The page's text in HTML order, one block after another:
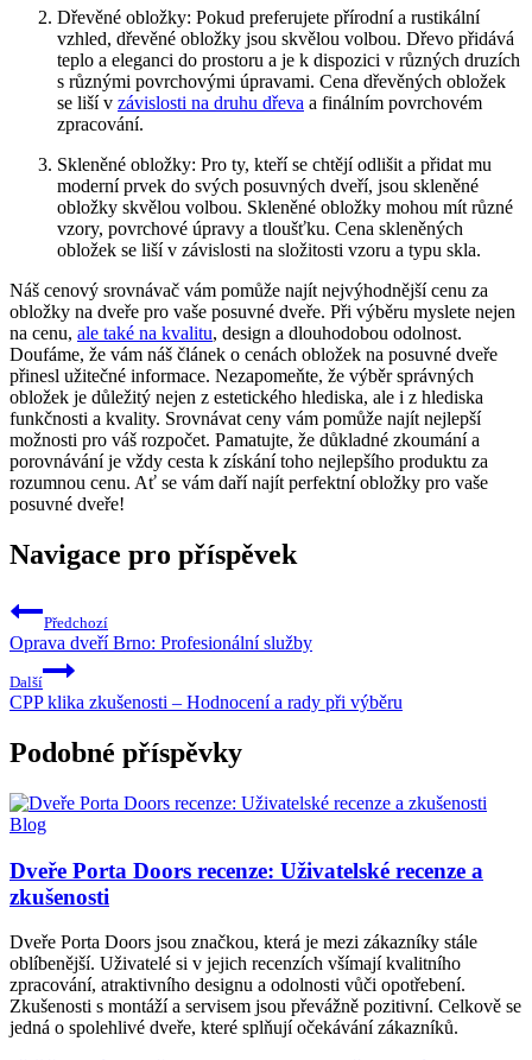
Dřevěné obložky: Pokud preferujete přírodní a rustikální
vzhled, dřevěné obložky jsou skvělou volbou. Dřevo přidává
teplo a eleganci do prostoru a je k dispozici v různých druzích
s různými povrchovými úpravami. Cena dřevěných obložek
se liší v závislosti na druhu dřeva a finálním povrchovém
zpracování.
Skleněné obložky: Pro ty, kteří se chtějí odlišit a přidat mu
moderní prvek do svých posuvných dveří, jsou skleněné
obložky skvělou volbou. Skleněné obložky mohou mít různé
vzory, povrchové úpravy a tloušťku. Cena skleněných
obložek se liší v závislosti na složitosti vzoru a typu skla.
Náš cenový srovnávač vám pomůže najít nejvýhodnější cenu za
obložky na dveře pro vaše posuvné dveře. Při výběru myslete nejen
na cenu, ale také na kvalitu, design a dlouhodobou odolnost.
Doufáme, že vám náš článek o cenách obložek na posuvné dveře
přinesl užitečné informace. Nezapomeňte, že výběr správných
obložek je důležitý nejen z estetického hlediska, ale i z hlediska
funkčnosti a kvality. Srovnávat ceny vám pomůže najít nejlepší
možnosti pro váš rozpočet. Pamatujte, že důkladné zkoumání a
porovnávání je vždy cesta k získání toho nejlepšího produktu za
rozumnou cenu. Ať se vám daří najít perfektní obložky pro vaše
posuvné dveře!
Navigace pro příspěvek
Předchozí
Oprava dveří Brno: Profesionální služby
Další
CPP klika zkušenosti – Hodnocení a rady při výběru
Podobné příspěvky
Blog
Dveře Porta Doors recenze: Uživatelské recenze a
zkušenosti
Dveře Porta Doors jsou značkou, která je mezi zákazníky stále
oblíbenější. Uživatelé si v jejich recenzích všímají kvalitního
zpracování, atraktivního designu a odolnosti vůči opotřebení.
Zkušenosti s montáží a servisem jsou převážně pozitivní. Celkově se
jedná o spolehlivé dveře, které splňují očekávání zákazníků.